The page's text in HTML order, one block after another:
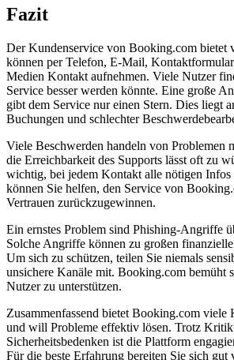
Fazit
Der Kundenservice von Booking.com bietet
können per Telefon, E-Mail,
Medien Kontakt aufnehmen. Viele Nutzer
Service besser werden könnte. Eine große
gibt dem Service nur einen Stern. Dies liegt
Buchungen und schlechter
Viele Beschwerden handeln von Problemen
die Erreichbarkeit des Supports lässt oft zu
wichtig, bei jedem Kontakt alle nötigen Infos
können Sie helfen, den Service von
Vertrauen zurückzugewinnen.
Ein ernstes Problem sind Phishing-Angriffe
Solche Angriffe können zu großen
Um sich zu schützen, teilen Sie niemals
unsichere Kanäle mit. Booking.com bemüht
Nutzer zu unterstützen.
Zusammenfassend bietet Booking.com viele
und will Probleme effektiv lösen. Trotz
Sicherheitsbedenken ist die Plattform
Für die beste Erfahrung bereiten Sie sich gut